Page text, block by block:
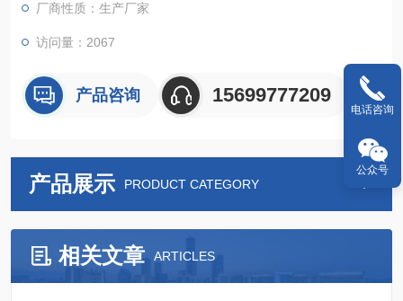
厂商性质：生产厂家
访问量：2067
产品咨询 15699777209
产品展示 PRODUCT CATEGORY
相关文章 ARTICLES
电话咨询
公众号